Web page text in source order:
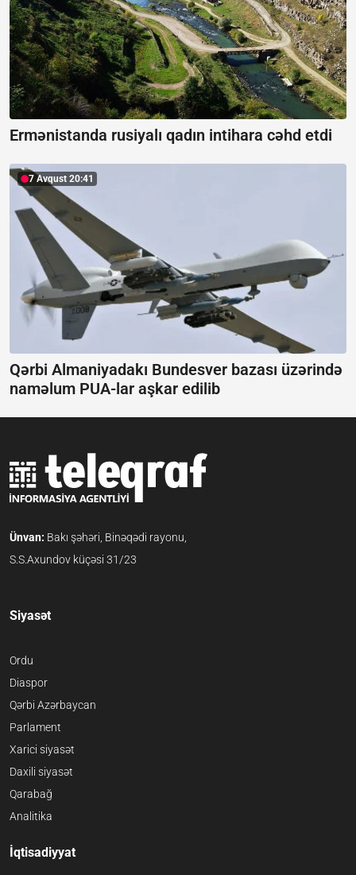
Ermənistanda rusiyalı qadın intihara cəhd etdi
7 Avqust 20:41
Qərbi Almaniyadakı Bundesver bazası üzərində
naməlum PUA-lar aşkar edilib
Ünvan: Bakı şəhəri, Binəqədi rayonu,
S.S.Axundov küçəsi 31/23
Siyasət
Ordu
Diaspor
Qərbi Azərbaycan
Parlament
Xarici siyasət
Daxili siyasət
Qarabağ
Analitika
İqtisadiyyat